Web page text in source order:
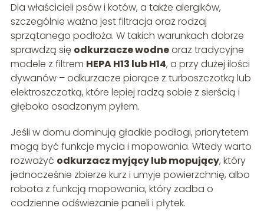
Dla właścicieli psów i kotów, a także alergików,
szczególnie ważna jest filtracja oraz rodzaj
sprzątanego podłoża. W takich warunkach dobrze
sprawdzą się odkurzacze wodneoraz tradycyjne
modele z filtrem HEPA H13 lub H14, a przy dużej ilości
dywanów – odkurzacze piorące z turboszczotką lub
elektroszczotką, które lepiej radzą sobie z sierścią i
głęboko osadzonym pyłem.
Jeśli w domu dominują gładkie podłogi, priorytetem
mogą być funkcje mycia i mopowania. Wtedy warto
rozważyć odkurzacz myjący lub mopujący, który
jednocześnie zbierze kurz i umyje powierzchnię, albo
robota z funkcją mopowania, który zadba o
codzienne odświeżanie paneli i płytek.